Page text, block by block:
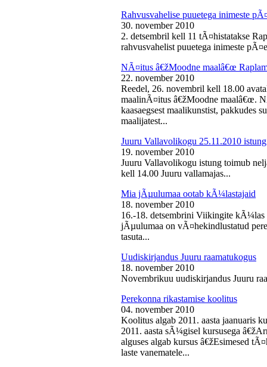
Rahvusvahelise puuetega inimeste
30. november 2010
2. detsembril kell 11 tÃ¤histatakse
rahvusvahelist puuetega inimeste
NÃ¤itus â€žMoodne maalâ€œ
22. november 2010
Reedel, 26. novembril kell 18.00
maalinÃ¤itus â€žMoodne maalâ€œ.
kaasaegsest maalikunstist, pakkudes
maalijatest...
Juuru Vallavolikogu 25.11.2010 istung
19. november 2010
Juuru Vallavolikogu istung toimub
kell 14.00 Juuru vallamajas...
Mia jÃµulumaa ootab kÃ¼lastajaid
18. november 2010
16.-18. detsembrini Viikingite
jÃµulumaa on vÃ¤hekindlustatud
tasuta...
Uudiskirjandus Juuru raamatukogus
18. november 2010
Novembrikuu uudiskirjandus Juuru
Perekonna rikastamise koolitus
04. november 2010
Koolitus algab 2011. aasta jaanuaris
2011. aasta sÃ¼gisel kursusega
alguses algab kursus â€žEsimesed
laste vanematele...